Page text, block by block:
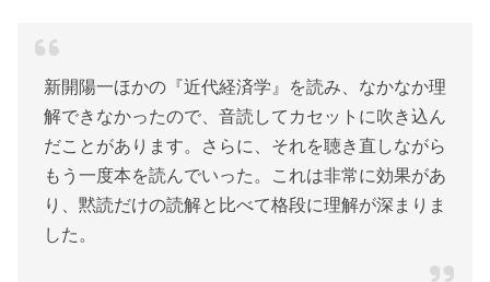
新開陽一ほかの『近代経済学』を読み、なかなか理
解できなかったので、音読してカセットに吹き込ん
だことがあります。さらに、それを聴き直しながら
もう一度本を読んでいった。これは非常に効果があ
り、黙読だけの読解と比べて格段に理解が深まりま
した。